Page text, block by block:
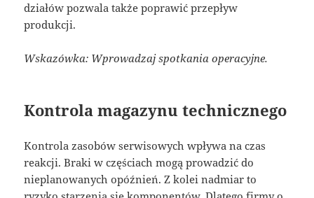
działów pozwala także poprawić przepływ
produkcji.
Wskazówka: Wprowadzaj spotkania operacyjne.
Kontrola magazynu technicznego
Kontrola zasobów serwisowych wpływa na czas
reakcji. Braki w częściach mogą prowadzić do
nieplanowanych opóźnień. Z kolei nadmiar to